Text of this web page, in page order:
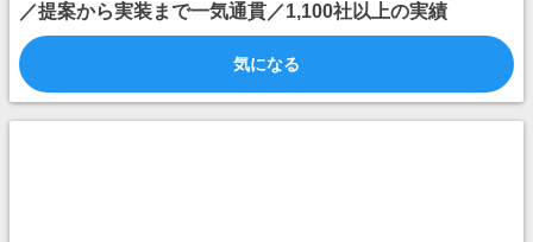
／提案から実装まで一気通貫／1,100社以上の実績
気になる